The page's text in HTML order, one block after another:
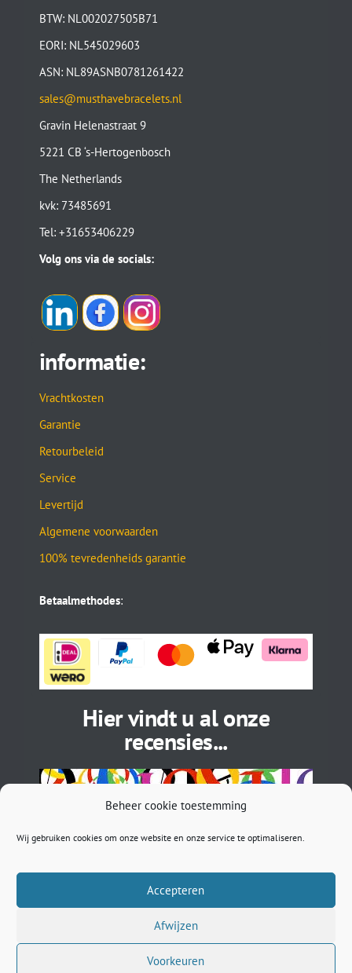
Beheer cookie toestemming
Wij gebruiken cookies om onze website en onze service te optimaliseren.
Accepteren
Afwijzen
Voorkeuren
BTW: NL002027505B71
EORI: NL545029603
ASN: NL89ASNB0781261422
sales@musthavebracelets.nl
Gravin Helenastraat 9
5221 CB ‘s-Hertogenbosch
The Netherlands
kvk: 73485691
Tel: +31653406229
Volg ons via de socials:
informatie:
Vrachtkosten
Garantie
Retourbeleid
Service
Levertijd
Algemene voorwaarden
100% tevredenheids garantie
Betaalmethodes:
Hier vindt u al onze
recensies...
89ASNB 0781261422 | sales@musthavebracelets.nl